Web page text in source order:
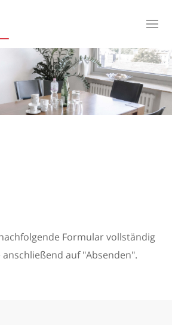
Formular vollständig
anschließend auf "Absenden".